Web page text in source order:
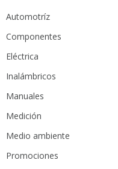
Automotríz
Componentes
Eléctrica
Inalámbricos
Manuales
Medición
Medio ambiente
Promociones